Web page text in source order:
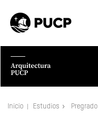
Inicio Estudios Pregrado